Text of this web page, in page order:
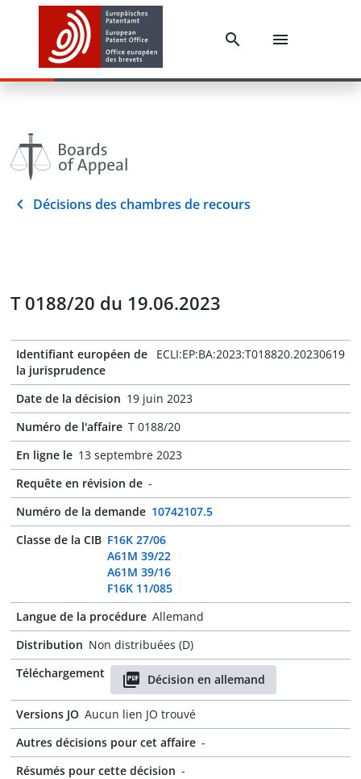
Décisions des chambres de recours
T 0188/20 du 19.06.2023
Identifiant européen de
la jurisprudence
ECLI:EP:BA:2023:T018820.20230619
Date de la décision 19 juin 2023
Numéro de l'affaire T 0188/20
En ligne le 13 septembre 2023
Requête en révision de -
Numéro de la demande 10742107.5
Classe de la CIB F16K 27/06
A61M 39/22
A61M 39/16
F16K 11/085
Langue de la procédure Allemand
Distribution Non distribuées (D)
Téléchargement
Décision en allemand
Versions JO Aucun lien JO trouvé
Autres décisions pour cet affaire -
Résumés pour cette décision -